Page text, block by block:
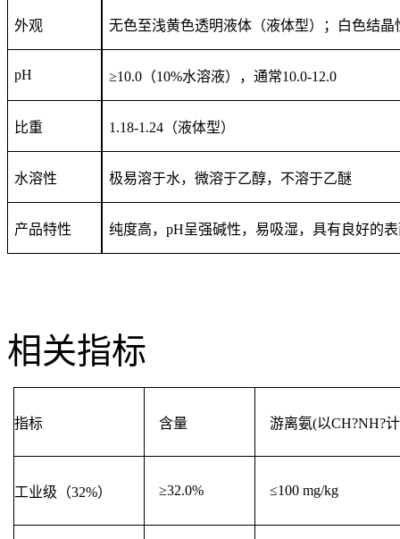
外观 无色至浅黄色透明液体（液体型）；白色结晶
pH ≥10.0（10%水溶液），通常10.0-12.0
比重 1.18-1.24（液体型）
水溶性 极易溶于水，微溶于乙醇，不溶于乙醚
产品特性 纯度高，pH呈强碱性，易吸湿，具有良好的
相关指标
指标 含量 游离氨(以CH?NH?
工业级（32%） ≥32.0% ≤100 mg/kg